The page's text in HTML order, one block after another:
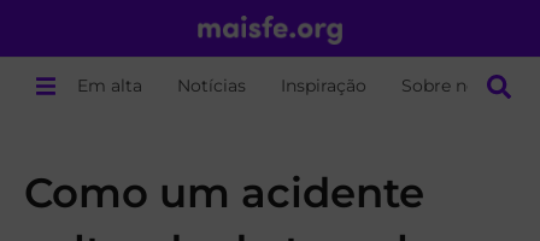
Em alta Notícias Inspiração Sobre nós
Como um acidente